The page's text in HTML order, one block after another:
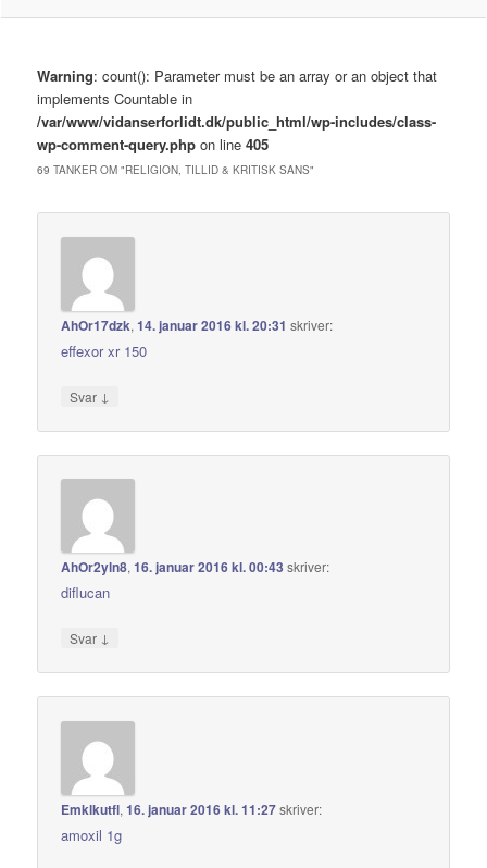
Warning: count(): Parameter must be an array or an object that
implements Countable in
/var/www/vidanserforlidt.dk/public_html/wp-includes/class-
wp-comment-query.php on line405
69 TANKER OM "RELIGION, TILLID & KRITISK SANS"
AhOr17dzk,14. januar 2016 kl. 20:31 skriver:
effexor xr 150
Svar ↓
AhOr2yln8,16. januar 2016 kl. 00:43 skriver:
diflucan
Svar ↓
Emklkutfl,16. januar 2016 kl. 11:27skriver:
amoxil 1g